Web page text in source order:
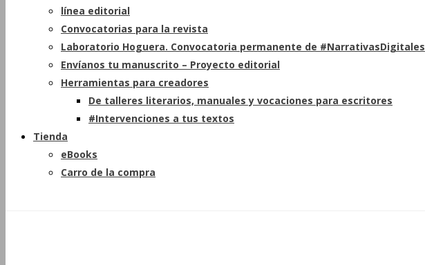
línea editorial
Convocatorias para la revista
Laboratorio Hoguera. Convocatoria permanente de #NarrativasDigitales
Envíanos tu manuscrito – Proyecto editorial
Herramientas para creadores
De talleres literarios, manuales y vocaciones para escritores
#Intervenciones a tus textos
Tienda
eBooks
Carro de la compra